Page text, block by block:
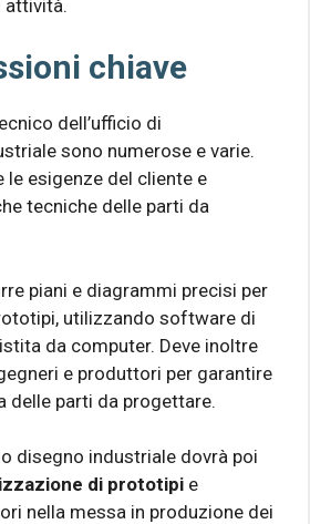
attività.
chiave
dell’ufficio di
sono numerose e varie.
le esigenze del cliente e
tecniche delle parti da
piani e diagrammi precisi per
utilizzando software di
da computer. Deve inoltre
e produttori per garantire
delle parti da progettare.
disegno industriale dovrà poi
di prototipi e
nella messa in produzione dei